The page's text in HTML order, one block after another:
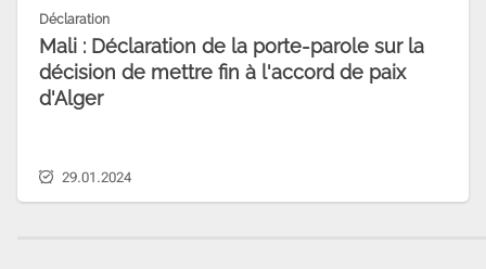
Déclaration
Mali : Déclaration de la porte-parole sur la
décision de mettre fin à l'accord de paix
d'Alger
29.01.2024